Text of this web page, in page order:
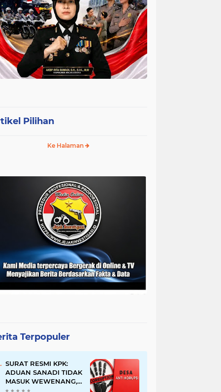
Pilihan
Ke Halaman
Terpopuler
SURAT RESMI KPK:
ADUAN SANADI TIDAK
MASUK WEWENANG,
DESA BABAKAN